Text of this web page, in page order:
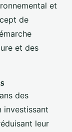
et
de
et des
des
investissant
leur